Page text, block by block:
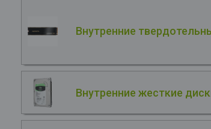
Внутренние
Внутренние жесткие